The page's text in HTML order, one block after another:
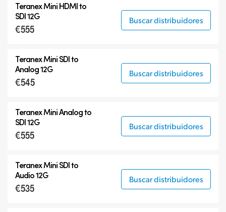
Teranex Mini HDMI to
SDI 12G
€555
Buscar distribuidores
Teranex Mini SDI to
Analog 12G
€545
Buscar distribuidores
Teranex Mini Analog to
SDI 12G
€555
Buscar distribuidores
Teranex Mini SDI to
Audio 12G
€535
Buscar distribuidores